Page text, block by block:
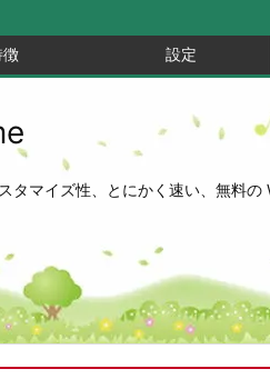
徴 設定
タマイズ性、とにかく速い、無料の